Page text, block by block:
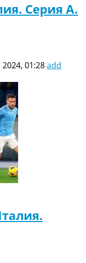
Серия A.
01:28add